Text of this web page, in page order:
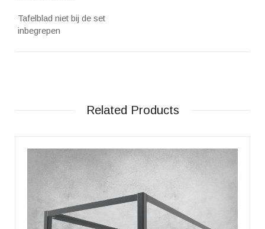
Tafelblad niet bij de set
inbegrepen
Related Products